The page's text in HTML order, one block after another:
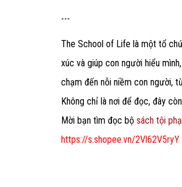
---
The School of Life là một tổ
xúc và giúp con người hiểu
chạm đến nỗi niềm con người,
Không chỉ là nơi để đọc, đây
Mời bạn tìm đọc bộ sách tội
https://s.shopee.vn/2Vl62V5ryY